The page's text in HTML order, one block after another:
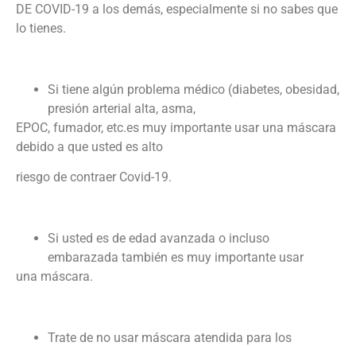
DE COVID-19 a los demás, especialmente si no sabes que
lo tienes.
Si tiene algún problema médico (diabetes, obesidad,
presión arterial alta, asma,
EPOC, fumador, etc.es muy importante usar una máscara
debido a que usted es alto
riesgo de contraer Covid-19.
Si usted es de edad avanzada o incluso
embarazada también es muy importante usar
una máscara.
Trate de no usar máscara atendida para los